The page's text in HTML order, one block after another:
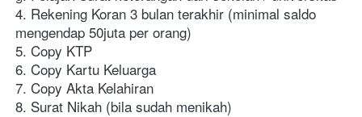
4. Rekening Koran 3 bulan terakhir (minimal saldo
mengendap 50juta per orang)
5. Copy KTP
6. Copy Kartu Keluarga
7. Copy Akta Kelahiran
8. Surat Nikah (bila sudah menikah)